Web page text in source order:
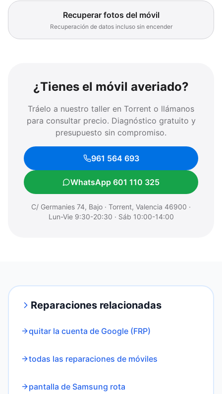
Recuperar fotos del móvil
Recuperación de datos incluso sin encender
¿Tienes el móvil averiado?
Tráelo a nuestro taller en Torrent o llámanos
para consultar precio. Diagnóstico gratuito y
presupuesto sin compromiso.
961 564 693
WhatsApp 601 110 325
C/ Germanies 74, Bajo · Torrent, Valencia 46900 ·
Lun-Vie 9:30-20:30 · Sáb 10:00-14:00
Reparaciones relacionadas
quitar la cuenta de Google (FRP)
todas las reparaciones de móviles
pantalla de Samsung rota